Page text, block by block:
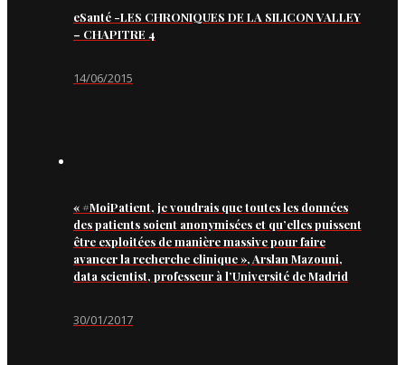
eSanté -LES CHRONIQUES DE LA SILICON VALLEY
– CHAPITRE 4
14/06/2015
« #MoiPatient, je voudrais que toutes les données
des patients soient anonymisées et qu’elles puissent
être exploitées de manière massive pour faire
avancer la recherche clinique », Arslan Mazouni,
data scientist, professeur à l’Université de Madrid
30/01/2017